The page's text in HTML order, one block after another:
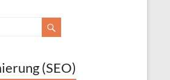
(SEO)